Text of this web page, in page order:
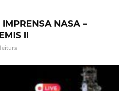
IMPRENSA NASA –
II